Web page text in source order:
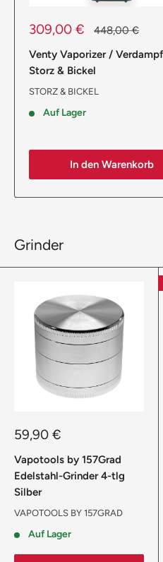
Sonderpreis
309,00 € Normalpreis
448,00 €
Venty Vaporizer /
Storz & Bickel
STORZ & BICKEL
Auf Lager
In den Warenkorb
Grinder
Sonderpreis
59,90 €
Vapotools by 157Grad
Edelstahl-Grinder 4-tlg
Silber
VAPOTOOLS BY 157GRAD
Auf Lager